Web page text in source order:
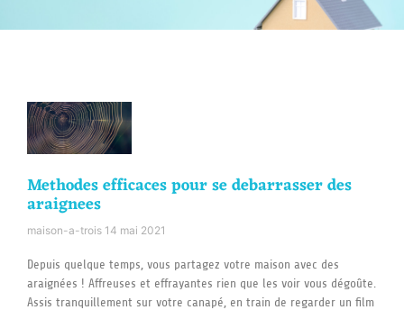
Methodes efficaces pour se debarrasser des
araignees
maison-a-trois 14 mai 2021
Depuis quelque temps, vous partagez votre maison avec des
araignées ! Affreuses et effrayantes rien que les voir vous dégoûte.
Assis tranquillement sur votre canapé, en train de regarder un film